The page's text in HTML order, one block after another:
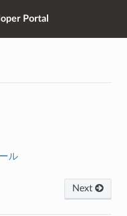
Portal
ル
Next